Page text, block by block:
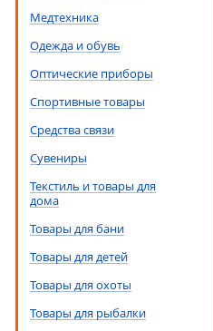
Медтехника
Одежда и обувь
Оптические приборы
Спортивные товары
Средства связи
Сувениры
Текстиль и товары для
дома
Товары для бани
Товары для детей
Товары для охоты
Товары для рыбалки